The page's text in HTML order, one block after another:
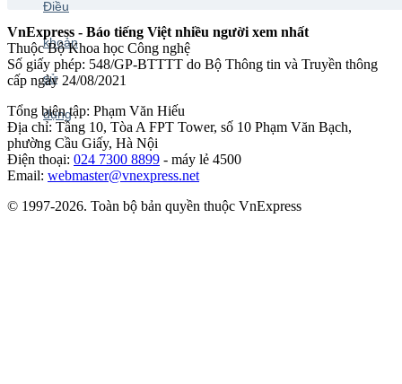
VnExpress - Báo tiếng Việt nhiều người xem nhất
Thuộc Bộ Khoa học Công nghệ
Số giấy phép: 548/GP-BTTTT do Bộ Thông tin và Truyền thông
cấp ngày 24/08/2021
Tổng biên tập: Phạm Văn Hiếu
Địa chỉ: Tầng 10, Tòa A FPT Tower, số 10 Phạm Văn Bạch,
phường Cầu Giấy, Hà Nội
Điện thoại: 024 7300 8899 - máy lẻ 4500
Email: webmaster@vnexpress.net
© 1997-2026. Toàn bộ bản quyền thuộc VnExpress